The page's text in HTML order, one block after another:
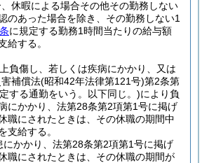
休暇による場合その他その勤務しない
のあった場合を除き、その勤務しない1
に規定する勤務1時間当たりの給与額
給する。
負傷し、若しくは疾病にかかり、又は
補償法(昭和42年法律第121号)第2条第
する通勤をいう。以下同じ。)により負
にかかり、法第28条第2項第1号に掲げ
職にされたときは、その休職の期間中
支給する。
にかかり、法第28条第2項第1号に掲げ
職にされたときは、その休職の期間が